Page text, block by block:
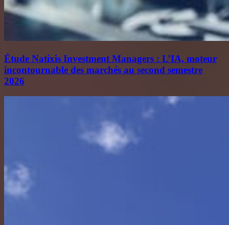
Étude Natixis Investment Managers : L’IA, moteur
incontournable des marchés au second semestre
2026